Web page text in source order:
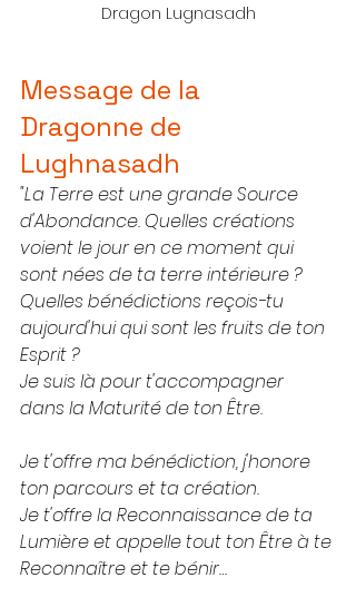
Dragon Lugnasadh
Message de la
Dragonne de
Lughnasadh
"La Terre est une grande Source
d'Abondance. Quelles créations
voient le jour en ce moment qui
sont nées de ta terre intérieure ?
Quelles bénédictions reçois-tu
aujourd'hui qui sont les fruits de ton
Esprit ?
Je suis là pour t'accompagner
dans la Maturité de ton Être.
Je t'offre ma bénédiction, j'honore
ton parcours et ta création.
Je t'offre la Reconnaissance de ta
Lumière et appelle tout ton Être à te
Reconnaître et te bénir…